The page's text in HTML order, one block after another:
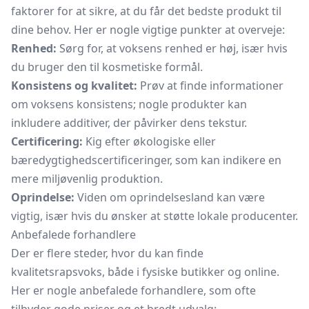
faktorer for at sikre, at du får det bedste produkt til
dine behov. Her er nogle vigtige punkter at overveje:
Renhed: Sørg for, at voksens renhed er høj, især hvis
du bruger den til kosmetiske formål.
Konsistens og kvalitet: Prøv at finde informationer
om voksens konsistens; nogle produkter kan
inkludere additiver, der påvirker dens tekstur.
Certificering: Kig efter økologiske eller
bæredygtighedscertificeringer, som kan indikere en
mere miljøvenlig produktion.
Oprindelse: Viden om oprindelsesland kan være
vigtig, især hvis du ønsker at støtte lokale producenter.
Anbefalede forhandlere
Der er flere steder, hvor du kan finde
kvalitetsrapsvoks, både i fysiske butikker og online.
Her er nogle anbefalede forhandlere, som ofte